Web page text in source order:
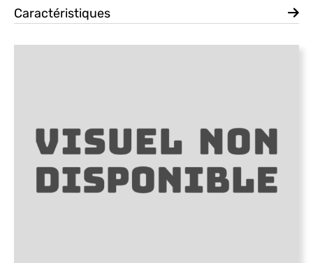
Caractéristiques